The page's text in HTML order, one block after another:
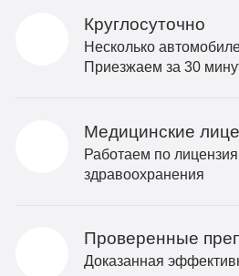
Круглосуточно
Несколько
Приезжаем за 30
Медицинские
Работаем по
здравоохранения
Проверенные
Доказанная